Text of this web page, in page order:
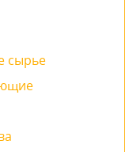
сырье